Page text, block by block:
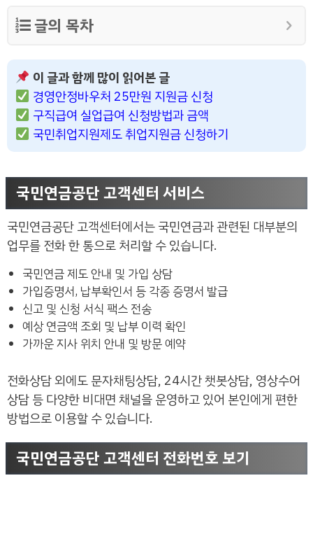
글의 목차
이 글과 함께 많이 읽어본 글
경영안정바우처 25만원 지원금 신청
구직급여 실업급여 신청방법과 금액
국민취업지원제도 취업지원금 신청하기
국민연금공단 고객센터 서비스
국민연금공단 고객센터에서는 국민연금과 관련된 대부분의
업무를 전화 한 통으로 처리할 수 있습니다.
국민연금 제도 안내 및 가입 상담
가입증명서, 납부확인서 등 각종 증명서 발급
신고 및 신청 서식 팩스 전송
예상 연금액 조회 및 납부 이력 확인
가까운 지사 위치 안내 및 방문 예약
전화상담 외에도 문자채팅상담, 24시간 챗봇상담, 영상수어
상담 등 다양한 비대면 채널을 운영하고 있어 본인에게 편한
방법으로 이용할 수 있습니다.
국민연금공단 고객센터 전화번호 보기